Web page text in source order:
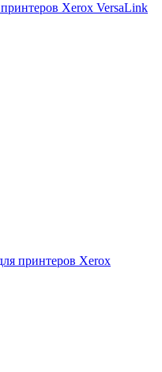
Xerox VersaLink
принтеров Xerox